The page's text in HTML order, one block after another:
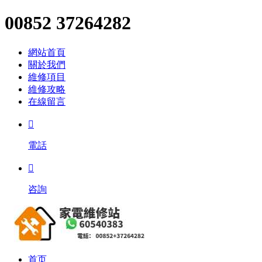
00852 37264282
網站首頁
關於我們
維修項目
維修攻略
在線留言

電話

咨詢
首页